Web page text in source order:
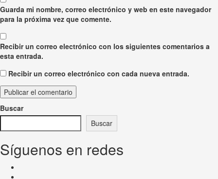
Guarda mi nombre, correo electrónico y web en este navegador
para la próxima vez que comente.
Recibir un correo electrónico con los siguientes comentarios a
esta entrada.
Recibir un correo electrónico con cada nueva entrada.
Buscar
Buscar
Síguenos en redes